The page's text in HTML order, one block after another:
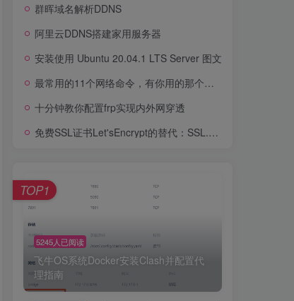
群晖域名解析DDNS
阿里云DDNS搭建家用服务器
安装使用 Ubuntu 20.04.1 LTS Server 图文
最常用的11个网络命令，有你用的那个吗？
十分钟教你配置frp实现内外网穿透
免费SSL证书Let'sEncrypt的替代：SSL.com
5245人已阅读
飞牛OS系统Docker安装Clash并配置代
理指南
TOP1